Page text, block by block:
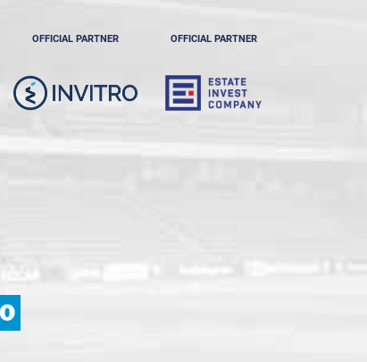
OFFICIAL PARTNER OFFICIAL PARTNER